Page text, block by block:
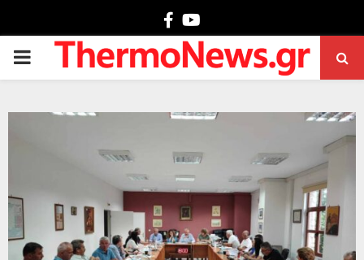
Facebook
PRIMARY